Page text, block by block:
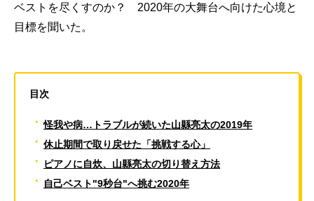
ベストを尽くすのか？ 2020年の大舞台へ向けた心境と
目標を聞いた。
目次
・怪我や病…トラブルが続いた山縣亮太の2019年
・ 休止期間で取り戻せた「挑戦する心」
・ ピアノに自炊、山縣亮太の切り替え方法
・ 自己ベスト"9秒台"へ挑む2020年